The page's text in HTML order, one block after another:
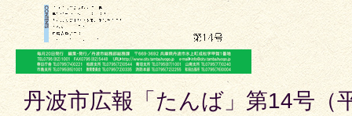
丹波市広報「たんば」第14号（